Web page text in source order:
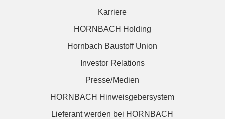
Karriere
HORNBACH Holding
Hornbach Baustoff Union
Investor Relations
Presse/Medien
HORNBACH Hinweisgebersystem
Lieferant werden bei HORNBACH